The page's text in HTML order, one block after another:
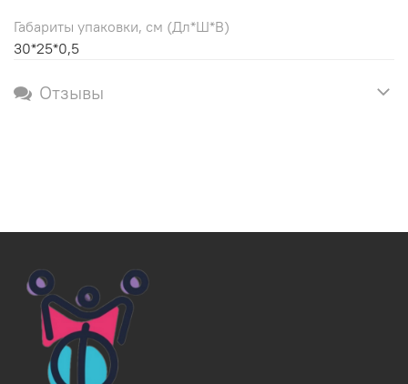
Габариты упаковки, см (Дл*Ш*В)
30*25*0,5
Отзывы